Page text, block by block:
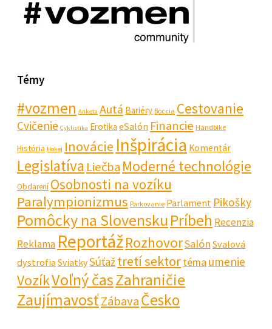
Témy
#vozmen Anketa Autá Bariéry Boccia Cestovanie
Cvičenie Cyklistika Erotika eSalón Financie Handbike
História Hokej Inovácie Inšpirácia Komentár
Legislatíva Liečba Moderné technológie
Obdarení Osobnosti na vozíku
Paralympionizmus Parkovanie Parlament Pikošky
Pomôcky na SlovenskuPríbeh Recenzia
Reklama ReportážRozhovorSalón Svalová
dystrofiaSviatkySúťažtretí sektortéma umenie
VozíkVoľný časZahraničie
ZaujímavosťZábavaČesko